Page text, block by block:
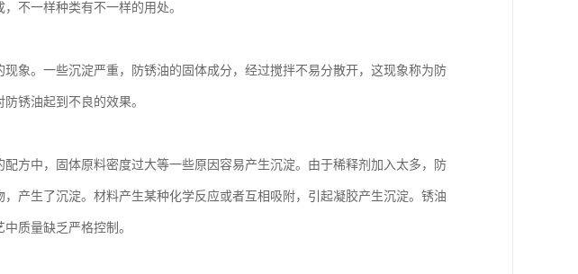
不一样种类有不一样的用处。
象。一些沉淀严重，防锈油的固体成分，经过搅拌不易分散开，这现象称为防
锈油起到不良的效果。
方中，固体原料密度过大等一些原因容易产生沉淀。由于稀释剂加入太多，防
产生了沉淀。材料产生某种化学反应或者互相吸附，引起凝胶产生沉淀。锈油
质量缺乏严格控制。